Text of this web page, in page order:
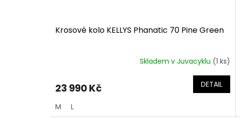
Krosové kolo KELLYS Phanatic 70 Pine Green
Skladem v Juvacyklu (1 ks)
23 990 Kč DETAIL
M L